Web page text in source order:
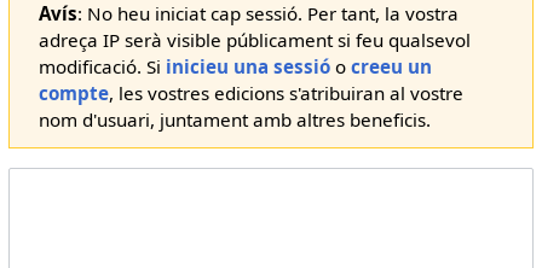
Avís: No heu iniciat cap sessió. Per tant, la vostra
adreça IP serà visible públicament si feu qualsevol
modificació. Si inicieu una sessióo creeu un
compte, les vostres edicions s'atribuiran al vostre
nom d'usuari, juntament amb altres beneficis.